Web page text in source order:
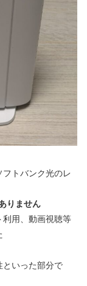
トバンク光のレ
りません
利用、動画視聴等
といった部分で